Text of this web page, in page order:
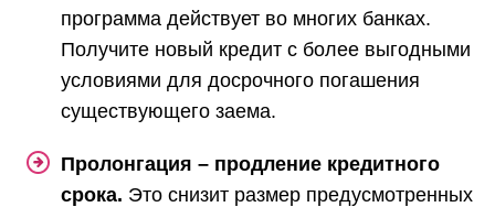
программа действует во многих банках.
Получите новый кредит с более выгодными
условиями для досрочного погашения
существующего заема.
Пролонгация – продление кредитного
срока. Это снизит размер предусмотренных